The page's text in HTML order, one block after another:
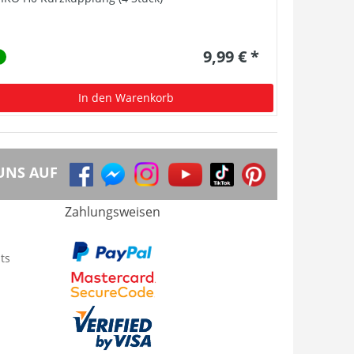
9,99 € *
In den Warenkorb
AUF
Zahlungsweisen